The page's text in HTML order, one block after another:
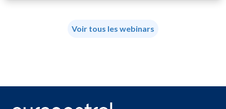
Voir tous les webinars